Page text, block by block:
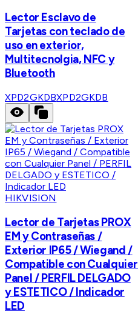
Lector Esclavo de
Tarjetas con teclado de
uso en exterior,
Multitecnolgia, NFC y
Bluetooth
XPD2GKDBXPD2GKDB
HIKVISION
Lector de Tarjetas PROX
EM y Contraseñas /
Exterior IP65 / Wiegand /
Compatible con Cualquier
Panel / PERFIL DELGADO
y ESTETICO / Indicador
LED